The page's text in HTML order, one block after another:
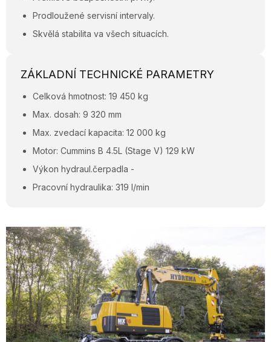
Prodloužené servisní intervaly.
Skvělá stabilita va všech situacích.
ZÁKLADNÍ TECHNICKÉ PARAMETRY
Celková hmotnost: 19 450 kg
Max. dosah: 9 320 mm
Max. zvedací kapacita: 12 000 kg
Motor: Cummins B 4.5L (Stage V) 129 kW
Výkon hydraul.čerpadla -
Pracovní hydraulika: 319 l/min